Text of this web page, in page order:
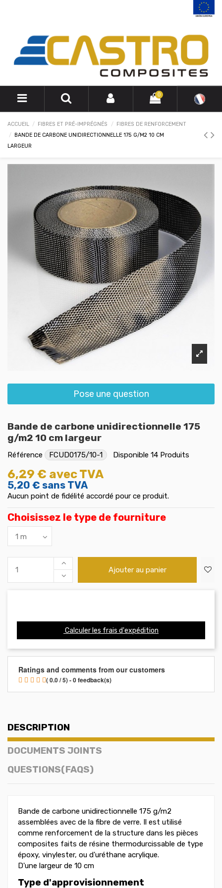
0
ACCUEIL FIBRES ET PRÉ-IMPRÉGNÉS
FIBRES DE RENFORCEMENT
BANDE DE CARBONE UNIDIRECTIONNELLE 175 G/M2 10 CM
LARGEUR
Pose une question
Bande de carbone unidirectionnelle 175
g/m2 10 cm largeur
Référence FCUD0175/10-1 Disponible 14 Produits
6,29 € avec TVA
5,20 € sans TVA
Aucun point de fidélité accordé pour ce produit.
Choisissez le type de fourniture
Ajouter au panier
Calculer les frais d'expédition
Ratings and comments from our customers
( 0.0 / 5) - 0 feedback(s)
DESCRIPTION
DOCUMENTS JOINTS
QUESTIONS(FAQS)
Bande de carbone unidirectionnelle 175 g/m2
assemblées avec de la fibre de verre. Il est utilisé
comme renforcement de la structure dans les pièces
composites faits de résine thermodurcissable de type
époxy, vinylester, ou d'uréthane acrylique.
D'une largeur de 10 cm
Type d'approvisionnement